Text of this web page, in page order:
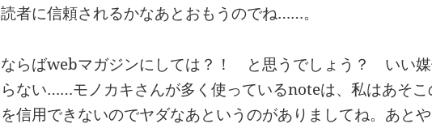
読者に信頼されるかなあとおもうのでね……。
ならばwebマガジンにしては？！ と思うでしょう？ いい
らない……モノカキさんが多く使っているnoteは、私はあそ
を信用できないのでヤダなあというのがありましてね。あと